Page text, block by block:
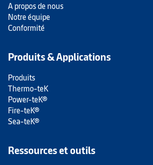
A propos de nous
Notre équipe
Conformité
Produits & Applications
Produits
Thermo-teK
Power-teK®
Fire-teK®
Sea-teK®
Ressources et outils